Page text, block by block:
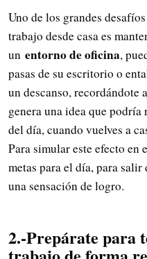
Uno de los grandes
trabajo desde casa es
un entorno de oficina,
pasas de su escritorio o
un descanso, recordándote
genera una idea que
del día, cuando vuelves a
Para simular este efecto en
metas para el día, para
una sensación de logro.
2.-Prepárate para